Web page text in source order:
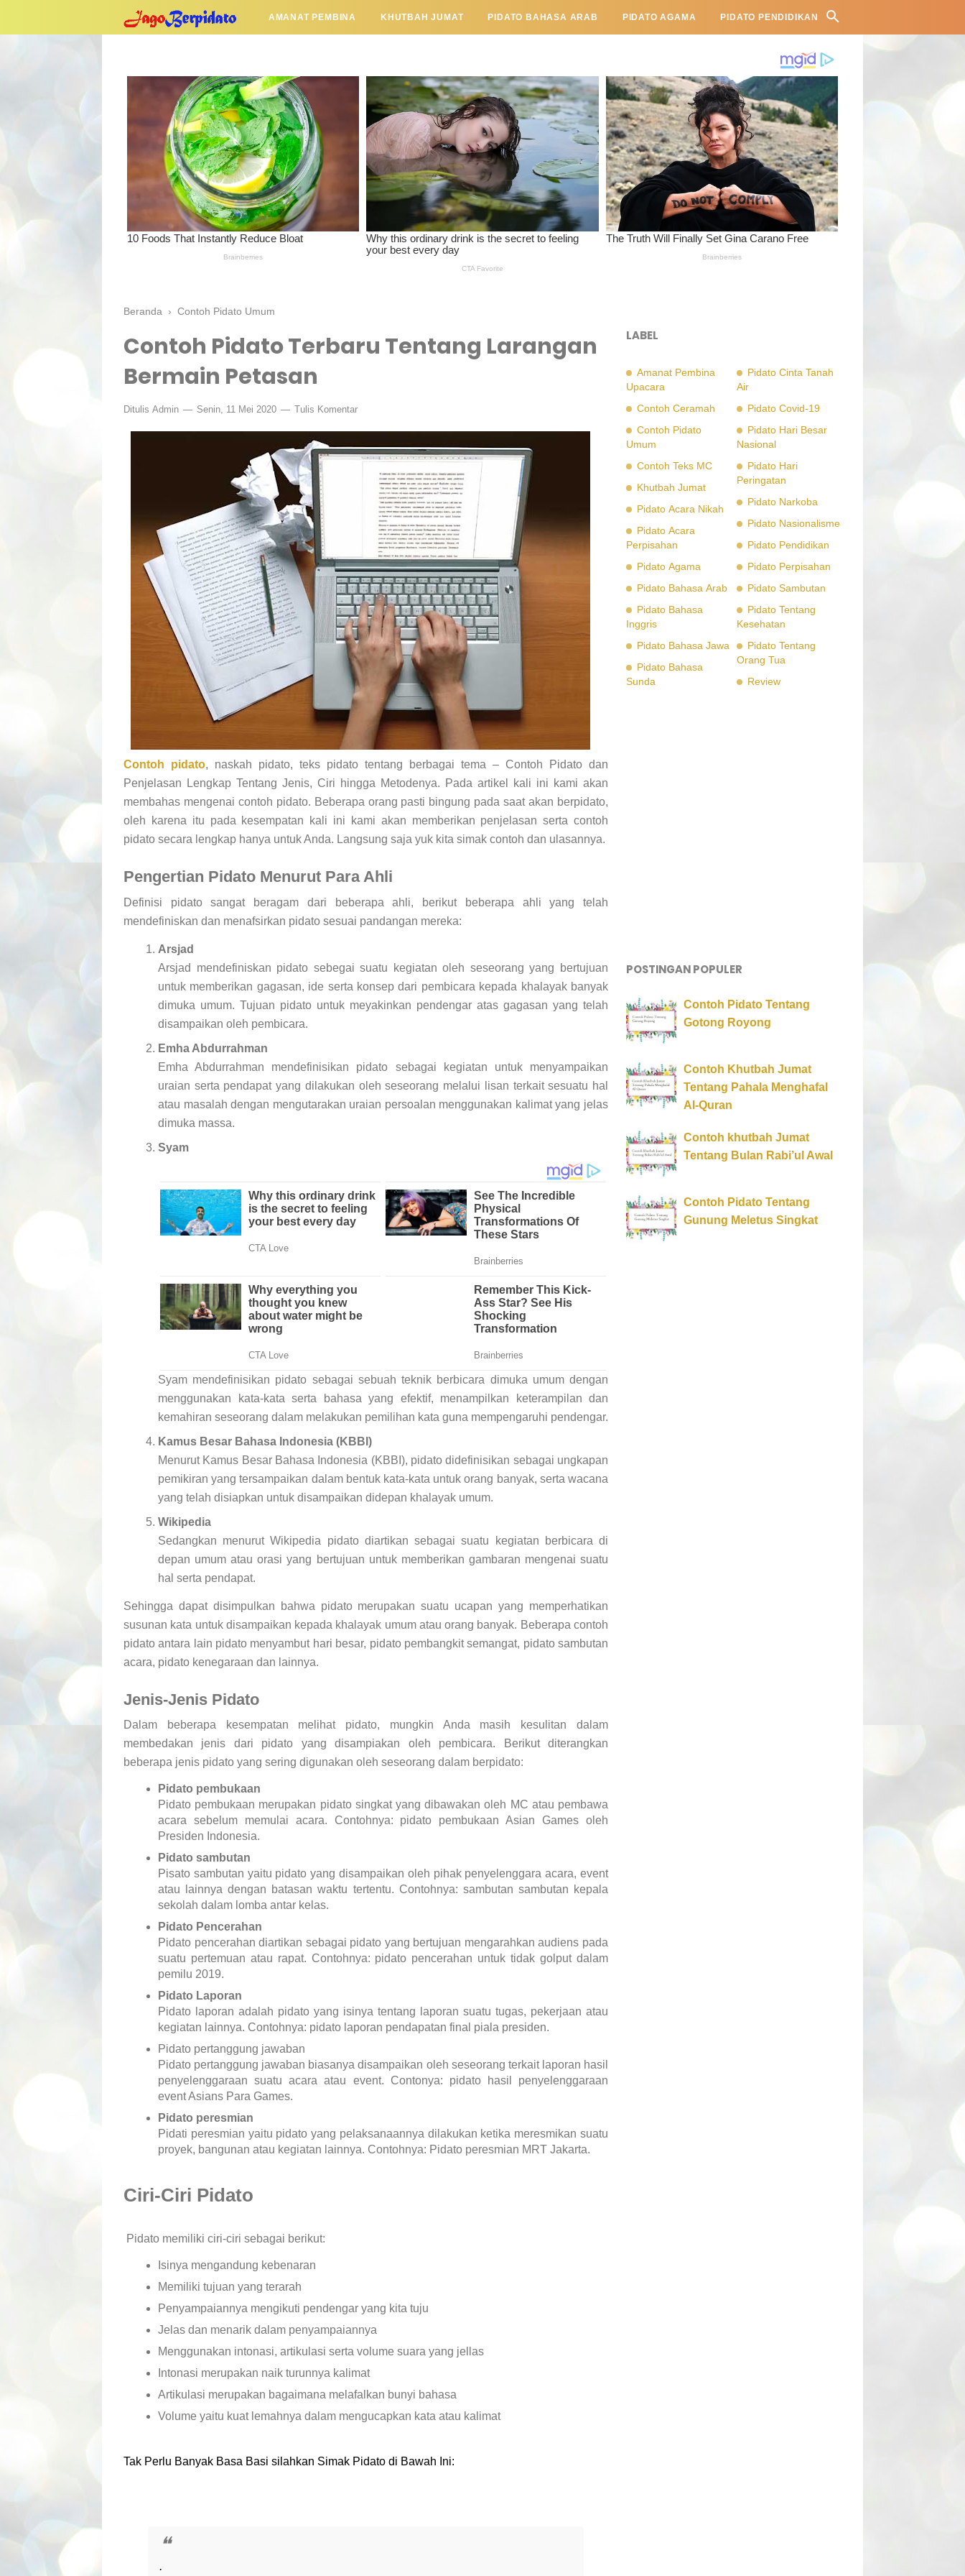
AMANAT PEMBINA KHUTBAH JUMAT PIDATO BAHASA ARAB PIDATO AGAMA PIDATO PENDIDIKAN
Beranda › Contoh Pidato Umum
Contoh Pidato Terbaru Tentang Larangan
Bermain Petasan
Ditulis Admin Senin, 11 Mei 2020 Tulis Komentar
Contoh pidato, naskah pidato, teks pidato tentang berbagai tema – Contoh Pidato dan
Penjelasan Lengkap Tentang Jenis, Ciri hingga Metodenya. Pada artikel kali ini kami akan
membahas mengenai contoh pidato. Beberapa orang pasti bingung pada saat akan berpidato,
oleh karena itu pada kesempatan kali ini kami akan memberikan penjelasan serta contoh
pidato secara lengkap hanya untuk Anda. Langsung saja yuk kita simak contoh dan ulasannya.
Pengertian Pidato Menurut Para Ahli
Definisi pidato sangat beragam dari beberapa ahli, berikut beberapa ahli yang telah
mendefiniskan dan menafsirkan pidato sesuai pandangan mereka:
Arsjad
Arsjad mendefiniskan pidato sebegai suatu kegiatan oleh seseorang yang bertujuan
untuk memberikan gagasan, ide serta konsep dari pembicara kepada khalayak banyak
dimuka umum. Tujuan pidato untuk meyakinkan pendengar atas gagasan yang telah
disampaikan oleh pembicara.
Emha Abdurrahman
Emha Abdurrahman mendefinisikan pidato sebagai kegiatan untuk menyampaikan
uraian serta pendapat yang dilakukan oleh seseorang melalui lisan terkait sesuatu hal
atau masalah dengan mengutarakan uraian persoalan menggunakan kalimat yang jelas
dimuka massa.
Syam
Syam mendefinisikan pidato sebagai sebuah teknik berbicara dimuka umum dengan
menggunakan kata-kata serta bahasa yang efektif, menampilkan keterampilan dan
kemahiran seseorang dalam melakukan pemilihan kata guna mempengaruhi pendengar.
Kamus Besar Bahasa Indonesia (KBBI)
Menurut Kamus Besar Bahasa Indonesia (KBBI), pidato didefinisikan sebagai ungkapan
pemikiran yang tersampaikan dalam bentuk kata-kata untuk orang banyak, serta wacana
yang telah disiapkan untuk disampaikan didepan khalayak umum.
Wikipedia
Sedangkan menurut Wikipedia pidato diartikan sebagai suatu kegiatan berbicara di
depan umum atau orasi yang bertujuan untuk memberikan gambaran mengenai suatu
hal serta pendapat.
Sehingga dapat disimpulkan bahwa pidato merupakan suatu ucapan yang memperhatikan
susunan kata untuk disampaikan kepada khalayak umum atau orang banyak. Beberapa contoh
pidato antara lain pidato menyambut hari besar, pidato pembangkit semangat, pidato sambutan
acara, pidato kenegaraan dan lainnya.
Jenis-Jenis Pidato
Dalam beberapa kesempatan melihat pidato, mungkin Anda masih kesulitan dalam
membedakan jenis dari pidato yang disampiakan oleh pembicara. Berikut diterangkan
beberapa jenis pidato yang sering digunakan oleh seseorang dalam berpidato:
Pidato pembukaan
Pidato pembukaan merupakan pidato singkat yang dibawakan oleh MC atau pembawa
acara sebelum memulai acara. Contohnya: pidato pembukaan Asian Games oleh
Presiden Indonesia.
Pidato sambutan
Pisato sambutan yaitu pidato yang disampaikan oleh pihak penyelenggara acara, event
atau lainnya dengan batasan waktu tertentu. Contohnya: sambutan sambutan kepala
sekolah dalam lomba antar kelas.
Pidato Pencerahan
Pidato pencerahan diartikan sebagai pidato yang bertujuan mengarahkan audiens pada
suatu pertemuan atau rapat. Contohnya: pidato pencerahan untuk tidak golput dalam
pemilu 2019.
Pidato Laporan
Pidato laporan adalah pidato yang isinya tentang laporan suatu tugas, pekerjaan atau
kegiatan lainnya. Contohnya: pidato laporan pendapatan final piala presiden.
Pidato pertanggung jawaban
Pidato pertanggung jawaban biasanya disampaikan oleh seseorang terkait laporan hasil
penyelenggaraan suatu acara atau event. Contonya: pidato hasil penyelenggaraan
event Asians Para Games.
Pidato peresmian
Pidati peresmian yaitu pidato yang pelaksanaannya dilakukan ketika meresmikan suatu
proyek, bangunan atau kegiatan lainnya. Contohnya: Pidato peresmian MRT Jakarta.
Ciri-Ciri Pidato
Pidato memiliki ciri-ciri sebagai berikut:
Isinya mengandung kebenaran
Memiliki tujuan yang terarah
Penyampaiannya mengikuti pendengar yang kita tuju
Jelas dan menarik dalam penyampaiannya
Menggunakan intonasi, artikulasi serta volume suara yang jellas
Intonasi merupakan naik turunnya kalimat
Artikulasi merupakan bagaimana melafalkan bunyi bahasa
Volume yaitu kuat lemahnya dalam mengucapkan kata atau kalimat
Tak Perlu Banyak Basa Basi silahkan Simak Pidato di Bawah Ini:
.
LABEL
Amanat Pembina
Upacara
Contoh Ceramah
Contoh Pidato
Umum
Contoh Teks MC
Khutbah Jumat
Pidato Acara Nikah
Pidato Acara
Perpisahan
Pidato Agama
Pidato Bahasa Arab
Pidato Bahasa
Inggris
Pidato Bahasa Jawa
Pidato Bahasa
Sunda
Pidato Cinta Tanah
Air
Pidato Covid-19
Pidato Hari Besar
Nasional
Pidato Hari
Peringatan
Pidato Narkoba
Pidato Nasionalisme
Pidato Pendidikan
Pidato Perpisahan
Pidato Sambutan
Pidato Tentang
Kesehatan
Pidato Tentang
Orang Tua
Review
POSTINGAN POPULER
Contoh Pidato Tentang
Gotong Royong
Contoh Khutbah Jumat
Tentang Pahala Menghafal
Al-Quran
Contoh khutbah Jumat
Tentang Bulan Rabi’ul Awal
Contoh Pidato Tentang
Gunung Meletus Singkat